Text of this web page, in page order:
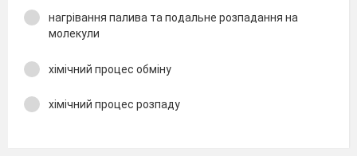
нагрівання палива та подальне розпадання на
молекули
хімічний процес обміну
хімічний процес розпаду